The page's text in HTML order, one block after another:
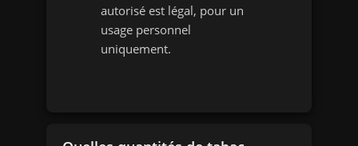
autorisé est légal, pour un
usage personnel
uniquement.